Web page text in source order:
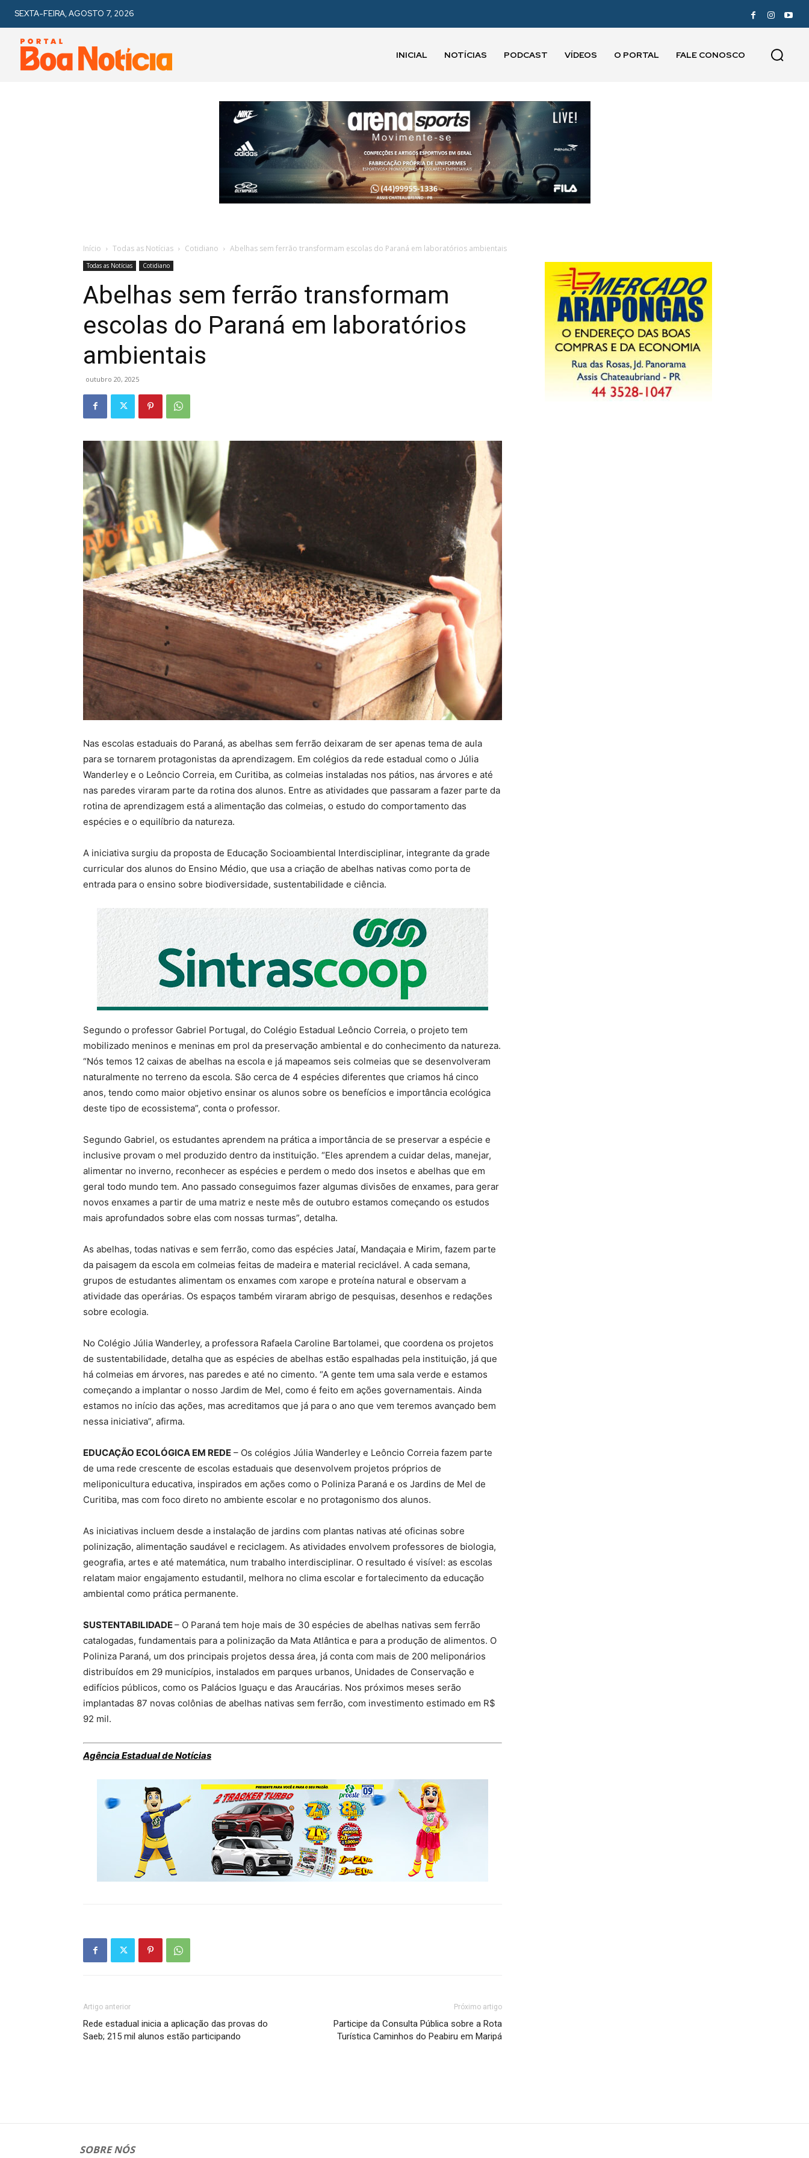
SEXTA-FEIRA, AGOSTO 7, 2026
INICIAL NOTÍCIAS PODCAST VÍDEOS O PORTAL FALE CONOSCO
Início Todas as Notícias Cotidiano Abelhas sem ferrão transformam escolas do Paraná em laboratórios ambientais
Todas as Notícias Cotidiano
Abelhas sem ferrão transformam
escolas do Paraná em laboratórios
ambientais
outubro 20, 2025
Nas escolas estaduais do Paraná, as abelhas sem ferrão deixaram de ser apenas tema de aula
para se tornarem protagonistas da aprendizagem. Em colégios da rede estadual como o Júlia
Wanderley e o Leôncio Correia, em Curitiba, as colmeias instaladas nos pátios, nas árvores e até
nas paredes viraram parte da rotina dos alunos. Entre as atividades que passaram a fazer parte da
rotina de aprendizagem está a alimentação das colmeias, o estudo do comportamento das
espécies e o equilíbrio da natureza.
A iniciativa surgiu da proposta de Educação Socioambiental Interdisciplinar, integrante da grade
curricular dos alunos do Ensino Médio, que usa a criação de abelhas nativas como porta de
entrada para o ensino sobre biodiversidade, sustentabilidade e ciência.
Segundo o professor Gabriel Portugal, do Colégio Estadual Leôncio Correia, o projeto tem
mobilizado meninos e meninas em prol da preservação ambiental e do conhecimento da natureza.
“Nós temos 12 caixas de abelhas na escola e já mapeamos seis colmeias que se desenvolveram
naturalmente no terreno da escola. São cerca de 4 espécies diferentes que criamos há cinco
anos, tendo como maior objetivo ensinar os alunos sobre os benefícios e importância ecológica
deste tipo de ecossistema”, conta o professor.
Segundo Gabriel, os estudantes aprendem na prática a importância de se preservar a espécie e
inclusive provam o mel produzido dentro da instituição. “Eles aprendem a cuidar delas, manejar,
alimentar no inverno, reconhecer as espécies e perdem o medo dos insetos e abelhas que em
geral todo mundo tem. Ano passado conseguimos fazer algumas divisões de enxames, para gerar
novos enxames a partir de uma matriz e neste mês de outubro estamos começando os estudos
mais aprofundados sobre elas com nossas turmas”, detalha.
As abelhas, todas nativas e sem ferrão, como das espécies Jataí, Mandaçaia e Mirim, fazem parte
da paisagem da escola em colmeias feitas de madeira e material reciclável. A cada semana,
grupos de estudantes alimentam os enxames com xarope e proteína natural e observam a
atividade das operárias. Os espaços também viraram abrigo de pesquisas, desenhos e redações
sobre ecologia.
No Colégio Júlia Wanderley, a professora Rafaela Caroline Bartolamei, que coordena os projetos
de sustentabilidade, detalha que as espécies de abelhas estão espalhadas pela instituição, já que
há colmeias em árvores, nas paredes e até no cimento. “A gente tem uma sala verde e estamos
começando a implantar o nosso Jardim de Mel, como é feito em ações governamentais. Ainda
estamos no início das ações, mas acreditamos que já para o ano que vem teremos avançado bem
nessa iniciativa”, afirma.
EDUCAÇÃO ECOLÓGICA EM REDE – Os colégios Júlia Wanderley e Leôncio Correia fazem parte
de uma rede crescente de escolas estaduais que desenvolvem projetos próprios de
meliponicultura educativa, inspirados em ações como o Poliniza Paraná e os Jardins de Mel de
Curitiba, mas com foco direto no ambiente escolar e no protagonismo dos alunos.
As iniciativas incluem desde a instalação de jardins com plantas nativas até oficinas sobre
polinização, alimentação saudável e reciclagem. As atividades envolvem professores de biologia,
geografia, artes e até matemática, num trabalho interdisciplinar. O resultado é visível: as escolas
relatam maior engajamento estudantil, melhora no clima escolar e fortalecimento da educação
ambiental como prática permanente.
SUSTENTABILIDADE– O Paraná tem hoje mais de 30 espécies de abelhas nativas sem ferrão
catalogadas, fundamentais para a polinização da Mata Atlântica e para a produção de alimentos. O
Poliniza Paraná, um dos principais projetos dessa área, já conta com mais de 200 meliponários
distribuídos em 29 municípios, instalados em parques urbanos, Unidades de Conservação e
edifícios públicos, como os Palácios Iguaçu e das Araucárias. Nos próximos meses serão
implantadas 87 novas colônias de abelhas nativas sem ferrão, com investimento estimado em R$
92 mil.
Agência Estadual de Notícias
Artigo anterior
Rede estadual inicia a aplicação das provas do
Saeb; 215 mil alunos estão participando
Próximo artigo
Participe da Consulta Pública sobre a Rota
Turística Caminhos do Peabiru em Maripá
SOBRE NÓS